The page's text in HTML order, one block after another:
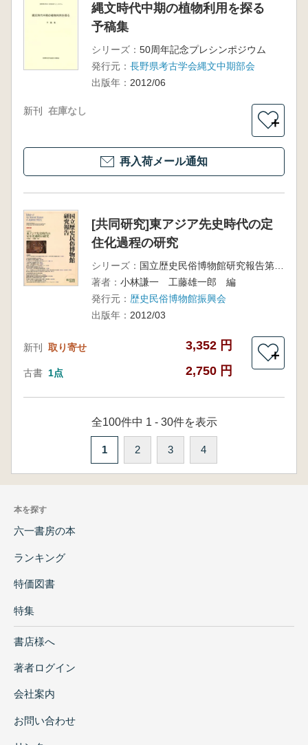
縄文時代中期の植物利用を探る
予稿集
シリーズ： 50周年記念プレシンポジウム
発行元： 長野県考古学会縄文中期部会
出版年： 2012/06
新刊 在庫なし
＋
再入荷メール通知
[共同研究]東アジア先史時代の定
住化過程の研究
シリーズ：
国立歴史民俗博物館研究報告第172集
著者： 小林謙一 工藤雄一郎 編
発行元： 歴史民俗博物館振興会
出版年： 2012/03
新刊 取り寄せ 3,352 円
古書 1点 2,750 円
＋
全100件中 1 - 30件を表示
1 2 3 4
本を探す
六一書房の本
ランキング
特価図書
特集
書店様へ
著者ログイン
会社案内
お問い合わせ